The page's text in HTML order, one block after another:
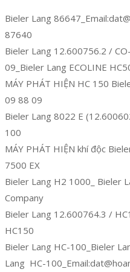
Bieler Lang
87640
Bieler Lang 12.600756.2 /
09_Bieler Lang ECOLINE
MÁY PHÁT HIỆN HC 150
09 88 09
Bieler Lang 8022 E
100
MÁY PHÁT HIỆN khí độc
7500 EX
Bieler Lang H2 1000_ Bieler
Company
Bieler Lang 12.600764.3 /
HC150
Bieler Lang HC-100_Bieler
Lang HC-